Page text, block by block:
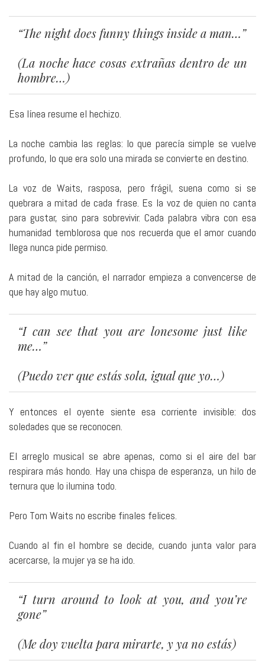
“The night does funny things inside a man…”
(La noche hace cosas extrañas dentro de un
hombre…)
Esa línea resume el hechizo.
La noche cambia las reglas: lo que parecía simple se vuelve
profundo, lo que era solo una mirada se convierte en destino.
La voz de Waits, rasposa, pero frágil, suena como si se
quebrara a mitad de cada frase. Es la voz de quien no canta
para gustar, sino para sobrevivir. Cada palabra vibra con esa
humanidad temblorosa que nos recuerda que el amor cuando
llega nunca pide permiso.
A mitad de la canción, el narrador empieza a convencerse de
que hay algo mutuo.
“I can see that you are lonesome just like
me…”
(Puedo ver que estás sola, igual que yo…)
Y entonces el oyente siente esa corriente invisible: dos
soledades que se reconocen.
El arreglo musical se abre apenas, como si el aire del bar
respirara más hondo. Hay una chispa de esperanza, un hilo de
ternura que lo ilumina todo.
Pero Tom Waits no escribe finales felices.
Cuando al fin el hombre se decide, cuando junta valor para
acercarse, la mujer ya se ha ido.
“I turn around to look at you, and you’re
gone”
(Me doy vuelta para mirarte, y ya no estás)